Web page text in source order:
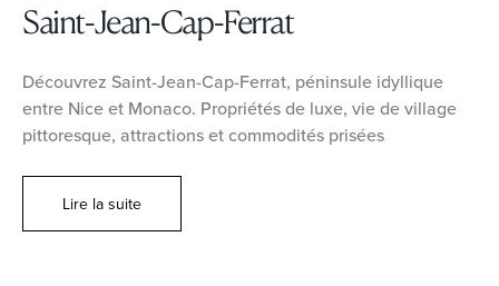
Saint-Jean-Cap-Ferrat
Découvrez Saint-Jean-Cap-Ferrat, péninsule idyllique
entre Nice et Monaco. Propriétés de luxe, vie de village
pittoresque, attractions et commodités prisées
Lire la suite